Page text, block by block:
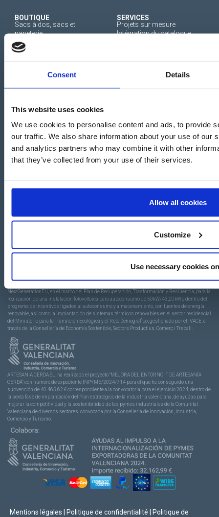
Consent Details
This website uses cookies
We use cookies to personalise content and ads, to provide
our traffic. We also share information about your use of our
and analytics partners who may combine it with other
that they’ve collected from your use of their services.
Allow all cookies
Customize
Use necessary cookies
BOUTIQUE
Sacs à dos, sacs et
papeterie
Compléments textil
Chaussures
For fan pets
SERVICES
Projets sur mesure
Intégration du catalogue
INFORMATION
Travaille avec nous
Catalogue d´entreprise
Conditions générales
CATALOGUES
Catalogues par saison
Publications de Cerdá
NextGenerationEU, en el marco del Plan de Recuperación, Trasformación y Resiliencia, para la
realización de una instalación fotovoltaica para autoconsumo de 50kW/43,20kWp dentro del
programa de incentivos ligados al autoconsumo y almacenamiento, con fuentes de energía
renovable, así como la implantación de sistemas térmicos renovables en el sector residencial
del Ministerio para la Transición Ecológica y el Reto Demográfico, gestionado por el IVACE, a
través de la Consellería de Economía Sostenible, Sectors Productius, Comerç i Treball.
ARTESANIA CERDA SL, ha realizado el proyecto “MEJORA DEL ENTORNO IT DE ARTESANÍA
CERDÁ” con número de expediente INPYME/2024/714 para el que ha conseguido una
subvención de 40.465,62 € correspondiente a la convocatoria para el ejercicio 2024, dentro de
la sexta fase de implantación del Plan estratégico de la industria valenciana, de ayudas para
mejorar la competitividad y la sostenibilidad de las pymes industriales de la Comunitat
Valenciana de diversos sectores, convocada por la Conselleria de Innovación, Industria,
Comercio y Turismo.
Mentions légales Politique de confidentialité
Politique de